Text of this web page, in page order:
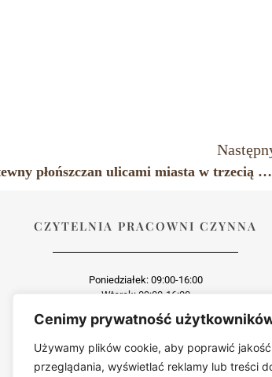
Cenimy prywatność
Używamy plików cookie, aby poprawić jakość
przeglądania, wyświetlać reklamy lub treści
Płoński rynek – marsz modlitewny płońszczan ulicami miasta w trzecią rocznicę śmierci Jana Pawła II.
CZYTELNIA PRACOWNI CZYNNA
Poniedziałek: 09:00-16:00
Wtorek: 09:00-16:00
Czwartek: 09:00-16:00